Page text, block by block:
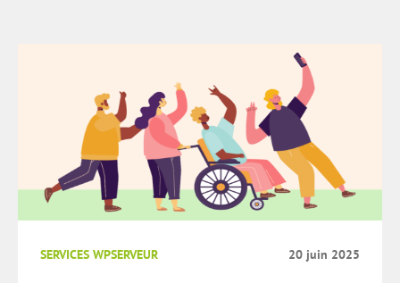
SERVICES WPSERVEUR 20 juin 2025